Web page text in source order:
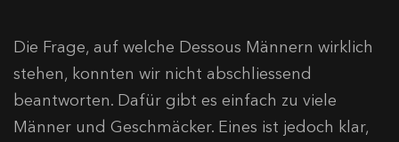
Die Frage, auf welche Dessous Männern wirklich
stehen, konnten wir nicht abschliessend
beantworten. Dafür gibt es einfach zu viele
Männer und Geschmäcker. Eines ist jedoch klar,